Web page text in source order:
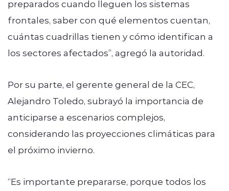
preparados cuando lleguen los sistemas
frontales, saber con qué elementos cuentan,
cuántas cuadrillas tienen y cómo identifican a
los sectores afectados”, agregó la autoridad.
Por su parte, el gerente general de la CEC,
Alejandro Toledo, subrayó la importancia de
anticiparse a escenarios complejos,
considerando las proyecciones climáticas para
el próximo invierno.
“Es importante prepararse, porque todos los